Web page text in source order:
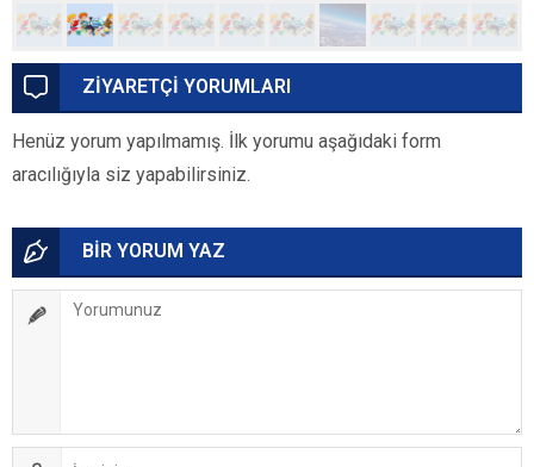
ZİYARETÇİ YORUMLARI
Henüz yorum yapılmamış. İlk yorumu aşağıdaki form
aracılığıyla siz yapabilirsiniz.
BİR YORUM YAZ